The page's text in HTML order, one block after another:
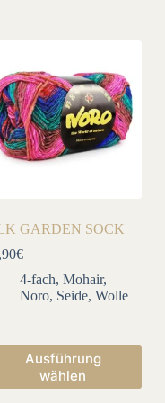
GARDEN SOCK
€
4-fach,Mohair,
Noro, Seide,Wolle
Ausführung
wählen